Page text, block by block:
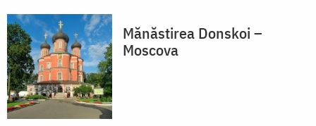
Mănăstirea Donskoi –
Moscova